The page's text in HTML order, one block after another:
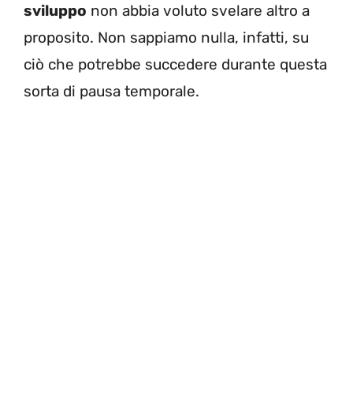
sviluppo non abbia voluto svelare altro a
proposito. Non sappiamo nulla, infatti, su
ciò che potrebbe succedere durante questa
sorta di pausa temporale.